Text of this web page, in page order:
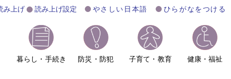
み上げ 読み上げ設定 やさしい日本語 ひらがなをつける
暮らし・手続き 防災・防犯 子育て・教育 健康・福祉